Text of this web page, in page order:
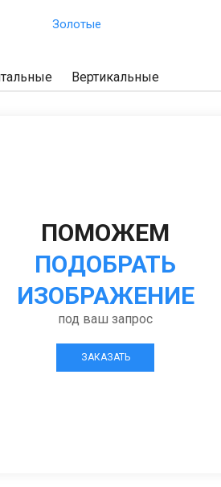
Золотые
Вертикальные
ПОМОЖЕМ
ПОДОБРАТЬ
ИЗОБРАЖЕНИЕ
под ваш запрос
ЗАКАЗАТЬ